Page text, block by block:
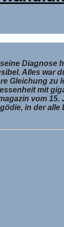
Alles war
Gleichung
mit
vom 15.
in der